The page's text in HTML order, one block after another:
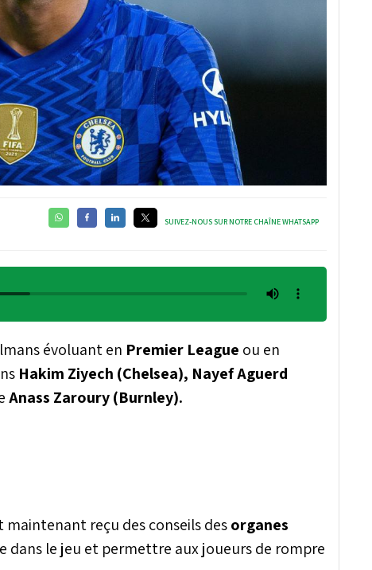
SUIVEZ-NOUS SUR NOTRE CHAÎNE WHATSAPP
évoluant en Premier League ou en
Hakim Ziyech (Chelsea), Nayef Aguerd
Anass Zaroury (Burnley).
reçu des conseils desorganes
le jeu et permettre aux joueurs de rompre